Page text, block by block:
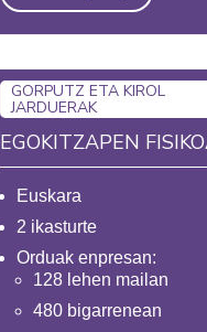
GORPUTZ ETA KIROL
JARDUERAK
EGOKITZAPEN
Euskara
2 ikasturte
Orduak enpresan:
128 lehen mailan
480 bigarrenean